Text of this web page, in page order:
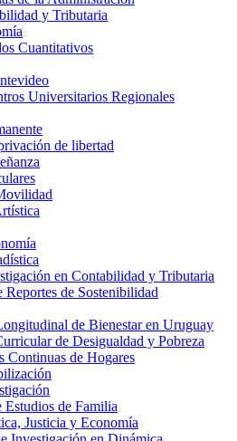
y Tributaria
Cuantitativos
Universitarios Regionales
de libertad
en Contabilidad y Tributaria
Reportes de Sostenibilidad
de Bienestar en Uruguay
de Desigualdad y Pobreza
Continuas de Hogares
Estudios de Familia
Justicia y Economía